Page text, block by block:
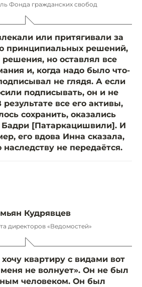
Фонда гражданских свобод
или притягивали за
принципиальных решений,
но оставлял все
и, когда надо было что-
не глядя. А если
подписывать, он и не
все его активы,
сохранить, оказались
[Патаркацишвили]. И
его вдова Инна сказала,
не передаётся.
Кудрявцев
директоров «Ведомостей»
квартиру с видами вот
не волнует». Он не был
человеком. Он был